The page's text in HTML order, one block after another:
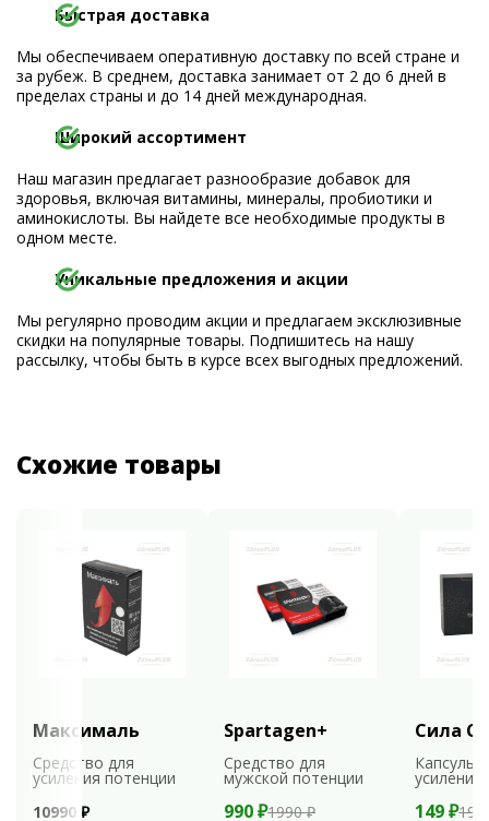
Быстрая доставка
Мы обеспечиваем оперативную доставку по всей стране и
за рубеж. В среднем, доставка занимает от 2 до 6 дней в
пределах страны и до 14 дней международная.
Широкий ассортимент
Наш магазин предлагает разнообразие добавок для
здоровья, включая витамины, минералы, пробиотики и
аминокислоты. Вы найдете все необходимые продукты в
одном месте.
Уникальные предложения и акции
Мы регулярно проводим акции и предлагаем эксклюзивные
скидки на популярные товары. Подпишитесь на нашу
рассылку, чтобы быть в курсе всех выгодных предложений.
Схожие товары
Максималь
Средство для
усиления потенции
10990 ₽
Spartagen+
Средство для
мужской потенции
990 ₽1990 ₽
Сила
Капсулы
усиления
149 ₽